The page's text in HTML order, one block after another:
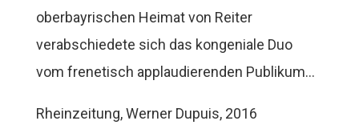
oberbayrischen Heimat von Reiter
verabschiedete sich das kongeniale Duo
vom frenetisch applaudierenden Publikum…
Rheinzeitung, Werner Dupuis, 2016